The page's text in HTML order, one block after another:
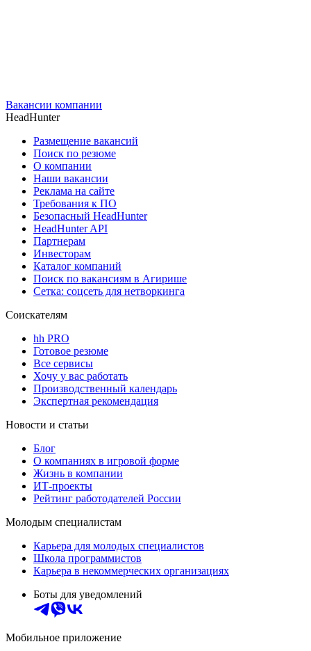
Вакансии компании
HeadHunter
Размещение вакансий
Поиск по резюме
О компании
Наши вакансии
Реклама на сайте
Требования к ПО
Безопасный HeadHunter
HeadHunter API
Партнерам
Инвесторам
Каталог компаний
Поиск по вакансиям в Агирише
Сетка: соцсеть для нетворкинга
Соискателям
hh PRO
Готовое резюме
Все сервисы
Хочу у вас работать
Производственный календарь
Экспертная рекомендация
Новости и статьи
Блог
О компаниях в игровой форме
Жизнь в компании
ИТ-проекты
Рейтинг работодателей России
Молодым специалистам
Карьера для молодых специалистов
Школа программистов
Карьера в некоммерческих организациях
Боты для уведомлений
Мобильное приложение